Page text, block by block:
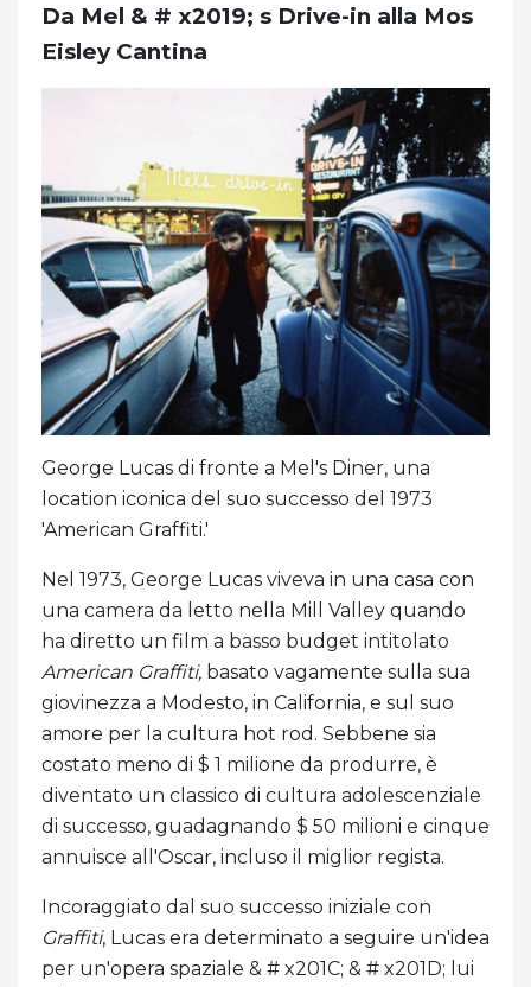
Da Mel & # x2019; s Drive-in alla Mos
Eisley Cantina
George Lucas di fronte a Mel's Diner, una
location iconica del suo successo del 1973
'American Graffiti.'
Nel 1973, George Lucas viveva in una casa con
una camera da letto nella Mill Valley quando
ha diretto un film a basso budget intitolato
American Graffiti, basato vagamente sulla sua
giovinezza a Modesto, in California, e sul suo
amore per la cultura hot rod. Sebbene sia
costato meno di $ 1 milione da produrre, è
diventato un classico di cultura adolescenziale
di successo, guadagnando $ 50 milioni e cinque
annuisce all'Oscar, incluso il miglior regista.
Incoraggiato dal suo successo iniziale con
Graffiti, Lucas era determinato a seguire un'idea
per un'opera spaziale & # x201C; & # x201D; lui